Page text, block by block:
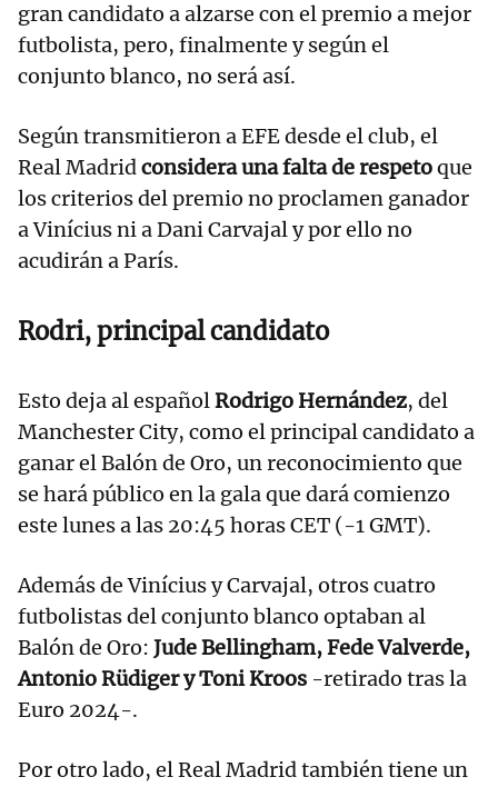
gran candidato a alzarse con el premio a mejor
futbolista, pero, finalmente y según el
conjunto blanco, no será así.
Según transmitieron a EFE desde el club, el
Real Madridconsidera una falta de respetoque
los criterios del premio no proclamen ganador
a Vinícius ni a Dani Carvajal y por ello no
acudirán a París.
Rodri, principal candidato
Esto deja al españolRodrigo Hernández, del
Manchester City, como el principal candidato a
ganar el Balón de Oro, un reconocimiento que
se hará público en la gala que dará comienzo
este lunes a las 20:45 horas CET (-1 GMT).
Además de Vinícius y Carvajal, otros cuatro
futbolistas del conjunto blanco optaban al
Balón de Oro: Jude Bellingham, Fede Valverde,
Antonio Rüdiger y Toni Kroos -retirado tras la
Euro 2024-.
Por otro lado, el Real Madrid también tiene un